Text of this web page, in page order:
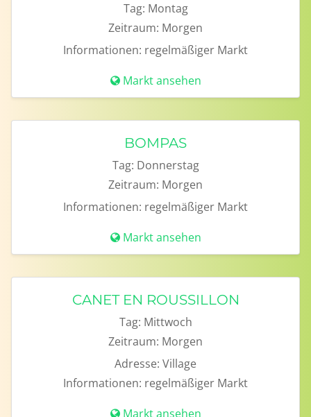
Tag: Montag
Zeitraum: Morgen
Informationen: regelmäßiger Markt
Markt ansehen
BOMPAS
Tag: Donnerstag
Zeitraum: Morgen
Informationen: regelmäßiger Markt
Markt ansehen
CANET EN ROUSSILLON
Tag: Mittwoch
Zeitraum: Morgen
Adresse: Village
Informationen: regelmäßiger Markt
Markt ansehen